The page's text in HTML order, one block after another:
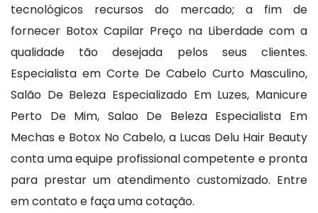
tecnológicos recursos do mercado; a fim de
fornecer Botox Capilar Preço na Liberdade com a
qualidade tão desejada pelos seus clientes.
Especialista em Corte De Cabelo Curto Masculino,
Salão De Beleza Especializado Em Luzes, Manicure
Perto De Mim, Salao De Beleza Especialista Em
Mechas e Botox No Cabelo, a Lucas Delu Hair Beauty
conta uma equipe profissional competente e pronta
para prestar um atendimento customizado. Entre
em contato e faça uma cotação.